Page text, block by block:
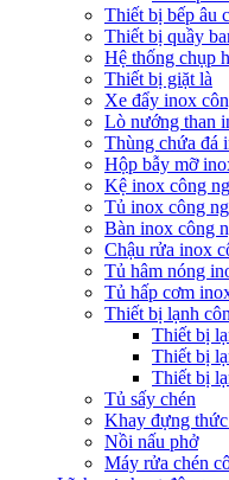
Thiết bị bếp âu
Thiết bị quầy
Hệ thống chụp
Thiết bị giặt là
Xe đẩy inox
Lò nướng than
Thùng chứa đá
Hộp bẫy mỡ
Kệ inox công
Tủ inox công
Bàn inox công
Chậu rửa inox
Tủ hâm nóng
Tủ hấp cơm
Thiết bị lạnh
Thiết bị
Thiết bị
Thiết bị
Tủ sấy chén
Khay đựng
Nồi nấu phở
Máy rửa chén